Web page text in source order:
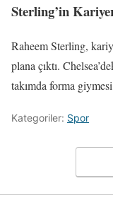
Sterling’in
Raheem Sterling,
plana çıktı.
takımda forma
Kategoriler: Spor